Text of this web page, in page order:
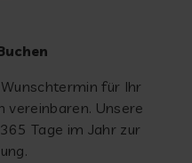
für Ihr
vereinbaren. Unsere
Tage im Jahr zur